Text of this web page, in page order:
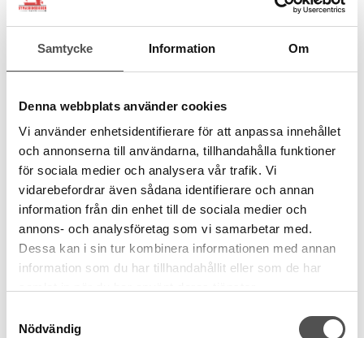
Samtycke Information Om
Denna webbplats använder cookies
Vi använder enhetsidentifierare för att anpassa innehållet
och annonserna till användarna, tillhandahålla funktioner
för sociala medier och analysera vår trafik. Vi
vidarebefordrar även sådana identifierare och annan
information från din enhet till de sociala medier och
annons- och analysföretag som vi samarbetar med.
Dessa kan i sin tur kombinera informationen med annan
information som du har tillhandahållit eller som de har
Nödvändig